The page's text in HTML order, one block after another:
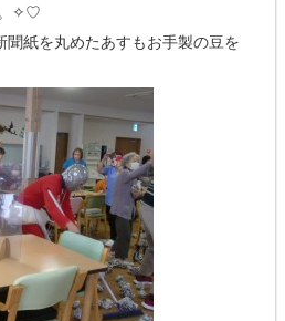
✧♡
聞紙を丸めたあすもお手製の豆を